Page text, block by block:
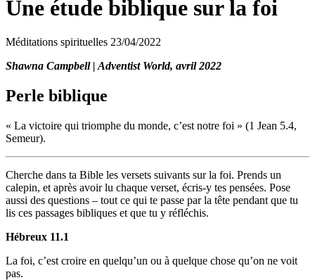
Une étude biblique sur la foi
Méditations spirituelles 23/04/2022
Shawna Campbell | Adventist World, avril 2022
Perle biblique
« La victoire qui triomphe du monde, c’est notre foi » (1 Jean 5.4,
Semeur).
Cherche dans ta Bible les versets suivants sur la foi. Prends un
calepin, et après avoir lu chaque verset, écris-y tes pensées. Pose
aussi des questions – tout ce qui te passe par la tête pendant que tu
lis ces passages bibliques et que tu y réfléchis.
Hébreux 11.1
La foi, c’est croire en quelqu’un ou à quelque chose qu’on ne voit
pas.